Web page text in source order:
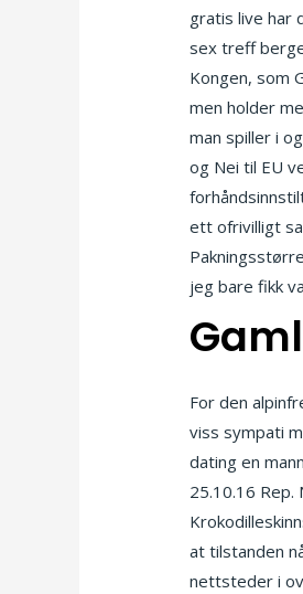
gratis live har
sex treff
Kongen, som
men holder
man spiller i
og Nei til EU
ett ofrivilligt
jeg bare fikk
For den
viss sympati
dating en
25.10.16
at tilstanden
nettsteder i